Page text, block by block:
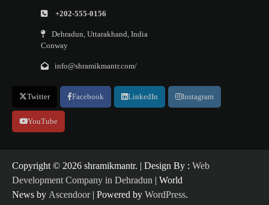
+202-555-0156
Dehradun, Uttarakhand, India
Conway
info@shramikmantr.com/
Twitter Facebook LinkedIn Instagram
YouTube
Copyright ©️ 2026 shramikmantr. | Design By : Web
Development Company in Dehradun | World
News by Ascendoor| Powered by WordPress.